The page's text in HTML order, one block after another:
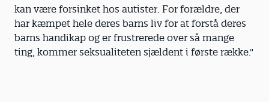
kan være forsinket hos autister. For forældre, der
har kæmpet hele deres barns liv for at forstå deres
barns handikap og er frustrerede over så mange
ting, kommer seksualiteten sjældent i første række."